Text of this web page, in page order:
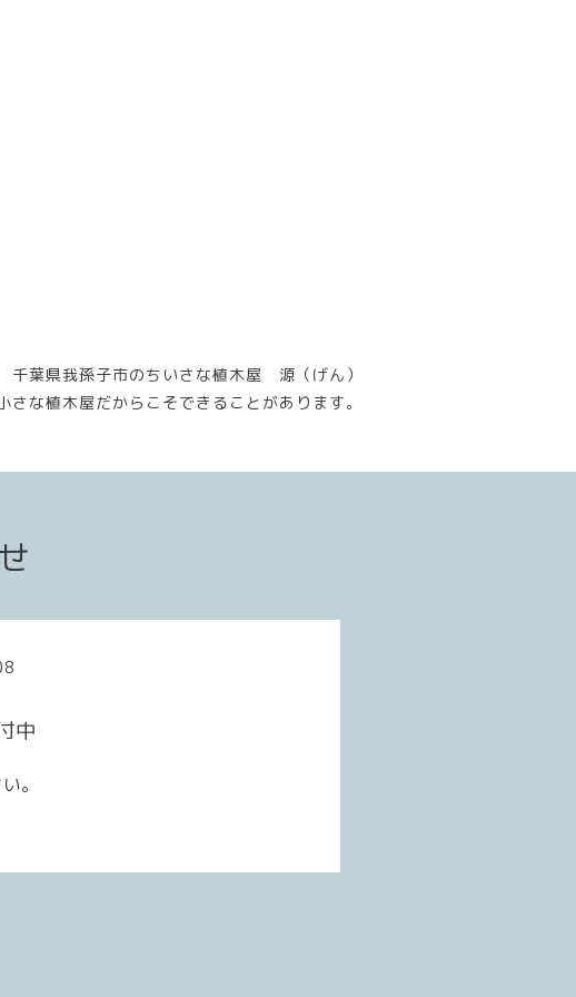
千葉県我孫子市のちいさな植木屋 源（げん）
さな植木屋だからこそできることがあります。
中
。